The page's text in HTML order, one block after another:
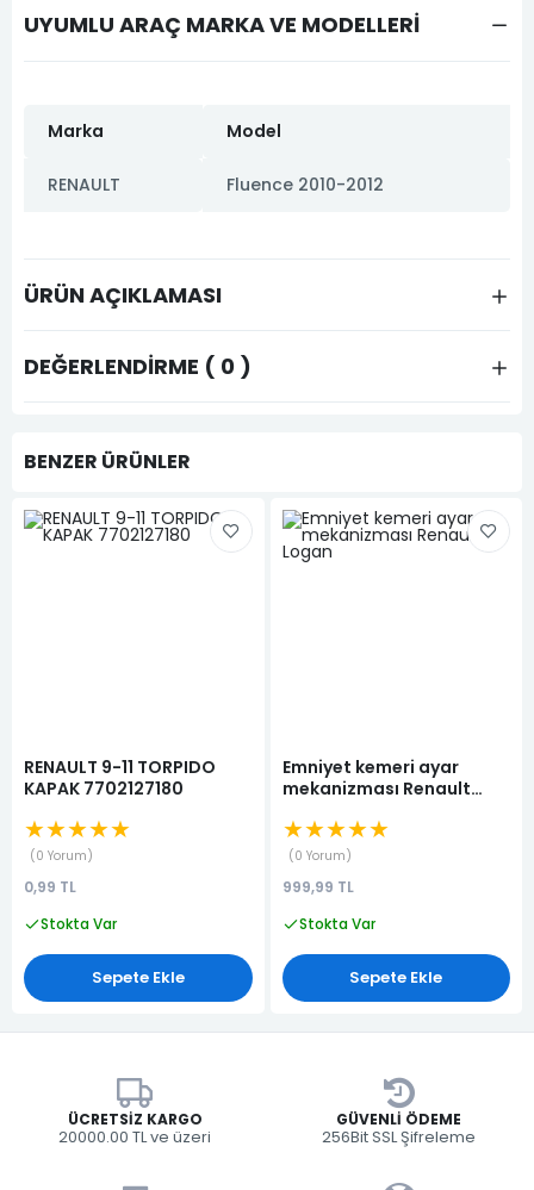
UYUMLU ARAÇ MARKA VE MODELLERİ
Marka Model
RENAULT Fluence 2010-2012
ÜRÜN AÇIKLAMASI
DEĞERLENDIRME ( 0 )
BENZER ÜRÜNLER
RENAULT 9-11 TORPIDO
KAPAK 7702127180
★★★★★
0 Yorum
0,99 TL
Stokta Var
Sepete Ekle
Emniyet kemeri ayar
mekanizması Renault
★★★★★
0 Yorum
999,99 TL
Stokta Var
Sepete Ekle
ÜCRETSIZ KARGO
20000.00 TL ve üzeri
GÜVENLI ÖDEME
256Bit SSL Şifreleme